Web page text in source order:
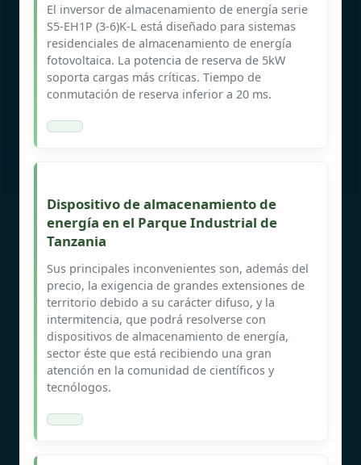
El inversor de almacenamiento de energía serie
S5-EH1P (3-6)K-L está diseñado para sistemas
residenciales de almacenamiento de energía
fotovoltaica. La potencia de reserva de 5kW
soporta cargas más críticas. Tiempo de
conmutación de reserva inferior a 20 ms.
Dispositivo de almacenamiento de
energía en el Parque Industrial de
Tanzania
Sus principales inconvenientes son, además del
precio, la exigencia de grandes extensiones de
territorio debido a su carácter difuso, y la
intermitencia, que podrá resolverse con
dispositivos de almacenamiento de energía,
sector éste que está recibiendo una gran
atención en la comunidad de científicos y
tecnólogos.